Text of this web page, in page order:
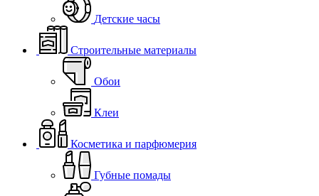
Детские часы
Строительные материалы
Обои
Клеи
Косметика и парфюмерия
Губные помады